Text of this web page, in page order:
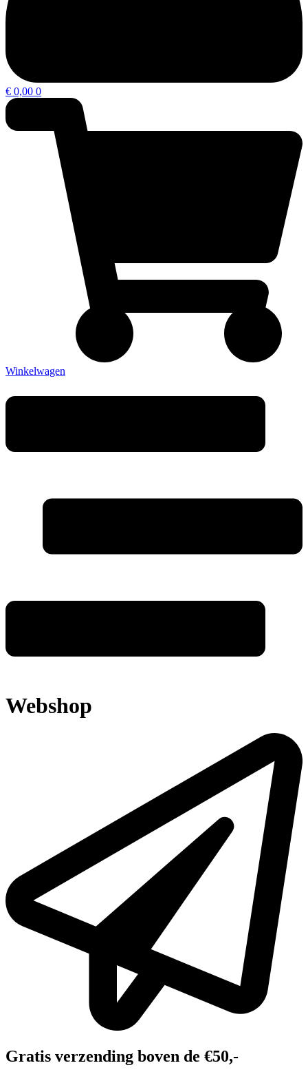
€ 0,00 0
Winkelwagen
Webshop
Gratis verzending boven de €50,-